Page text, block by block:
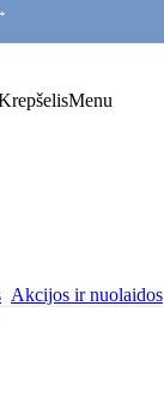
Menu
Akcijos ir nuolaidos